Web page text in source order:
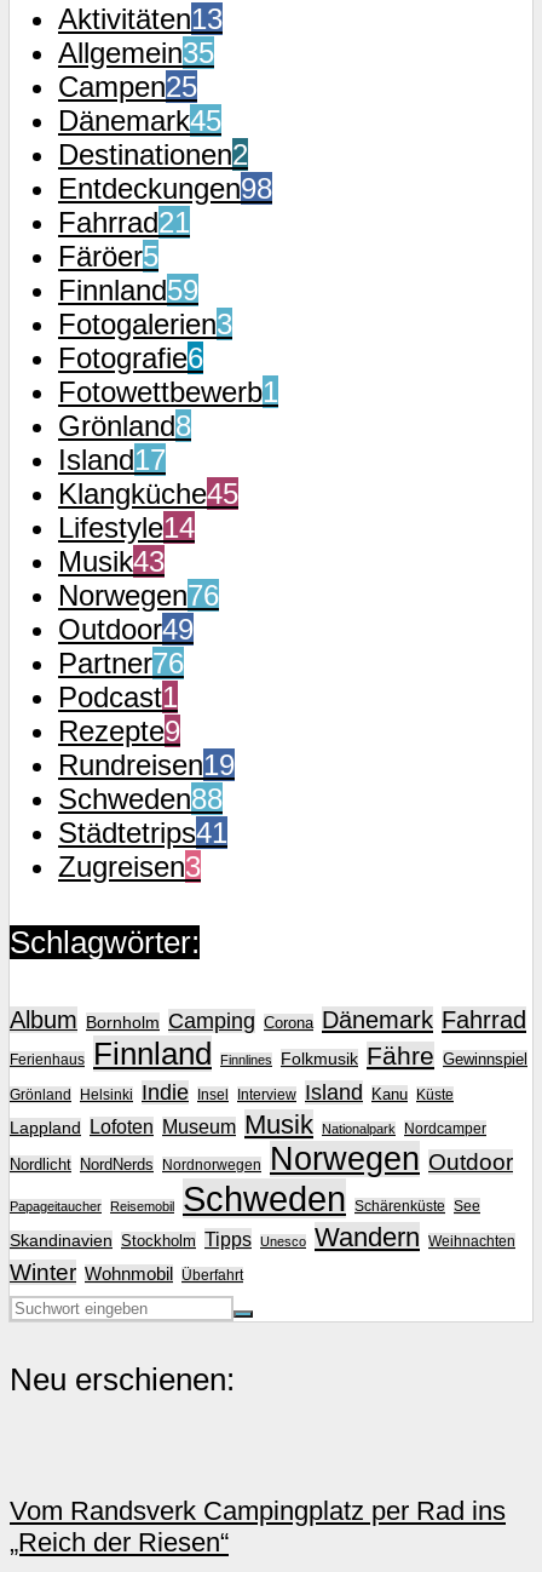
Aktivitäten13
Allgemein35
Campen25
Dänemark45
Destinationen2
Entdeckungen98
Fahrrad21
Färöer5
Finnland59
Fotogalerien3
Fotografie6
Fotowettbewerb1
Grönland8
Island17
Klangküche45
Lifestyle14
Musik43
Norwegen76
Outdoor49
Partner76
Podcast1
Rezepte9
Rundreisen19
Schweden88
Städtetrips41
Zugreisen3
Schlagwörter:
Album Bornholm Camping Corona Dänemark Fahrrad
Ferienhaus Finnland Finnlines Folkmusik Fähre Gewinnspiel
Grönland Helsinki Indie Insel Interview Island Kanu Küste
Lappland Lofoten Museum Musik Nationalpark Nordcamper
Nordlicht NordNerds Nordnorwegen Norwegen Outdoor
Papageitaucher Reisemobil Schweden Schärenküste See
Skandinavien Stockholm Tipps Unesco Wandern Weihnachten
Winter Wohnmobil Überfahrt
Neu erschienen:
Vom Randsverk Campingplatz per Rad ins
„Reich der Riesen“